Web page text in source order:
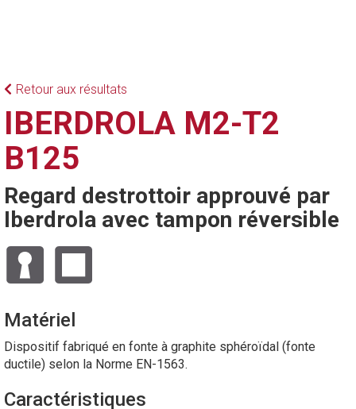
Retour aux résultats
IBERDROLA M2-T2
B125
Regard destrottoir approuvé par
Iberdrola avec tampon réversible
Matériel
Dispositif fabriqué en fonte à graphite sphéroïdal (fonte
ductile) selon la Norme EN-1563.
Caractéristiques